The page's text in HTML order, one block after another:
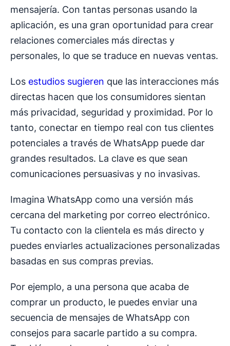
mensajería. Con tantas personas usando la
aplicación, es una gran oportunidad para crear
relaciones comerciales más directas y
personales, lo que se traduce en nuevas ventas.
Los estudios sugieren que las interacciones más
directas hacen que los consumidores sientan
más privacidad, seguridad y proximidad. Por lo
tanto, conectar en tiempo real con tus clientes
potenciales a través de WhatsApp puede dar
grandes resultados. La clave es que sean
comunicaciones persuasivas y no invasivas.
Imagina WhatsApp como una versión más
cercana del marketing por correo electrónico.
Tu contacto con la clientela es más directo y
puedes enviarles actualizaciones personalizadas
basadas en sus compras previas.
Por ejemplo, a una persona que acaba de
comprar un producto, le puedes enviar una
secuencia de mensajes de WhatsApp con
consejos para sacarle partido a su compra.